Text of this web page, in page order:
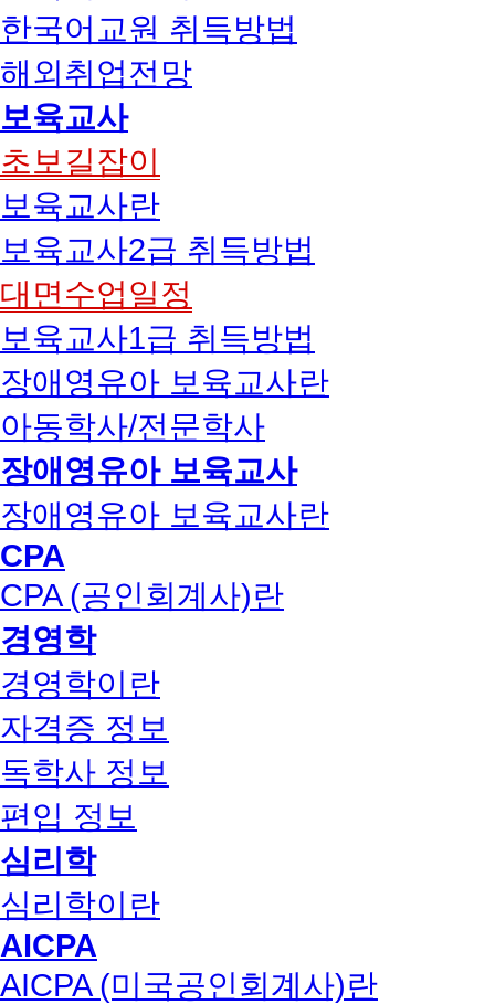
한국어교원 취득방법
해외취업전망
보육교사
초보길잡이
보육교사란
보육교사2급 취득방법
대면수업일정
보육교사1급 취득방법
장애영유아 보육교사란
아동학사/전문학사
장애영유아 보육교사
장애영유아 보육교사란
CPA
CPA (공인회계사)란
경영학
경영학이란
자격증 정보
독학사 정보
편입 정보
심리학
심리학이란
AICPA
AICPA (미국공인회계사)란